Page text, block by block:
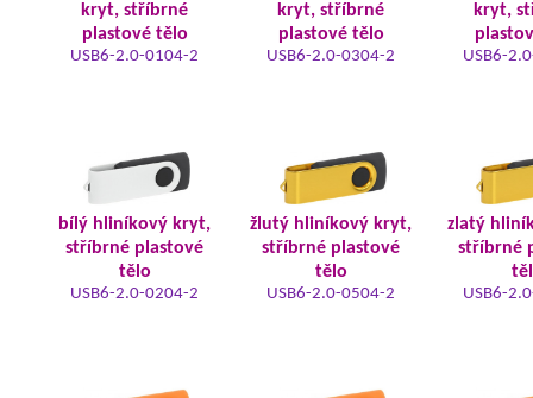
kryt, stříbrné
plastové tělo
USB6-2.0-0104-2
kryt, stříbrné
plastové tělo
USB6-2.0-0304-2
kryt,
USB6-
bílý hliníkový kryt,
stříbrné plastové
tělo
USB6-2.0-0204-2
žlutý hliníkový kryt,
stříbrné plastové
tělo
USB6-2.0-0504-2
zlatý
stříbrné
USB6-